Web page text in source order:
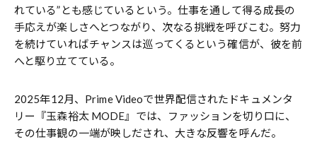
れている”とも感じているという。仕事を通して得る成長の
手応えが楽しさへとつながり、次なる挑戦を呼びこむ。努力
を続けていればチャンスは巡ってくるという確信が、彼を前
へと駆り立てている。
2025年12月、Prime Videoで世界配信されたドキュメンタ
リー『玉森裕太 MODE』では、ファッションを切り口に、
その仕事観の一端が映しだされ、大きな反響を呼んだ。